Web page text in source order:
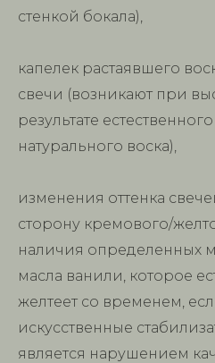
стенкой бокала),
капелек растаявшего
свечи (возникают при
результате
натурального воска),
изменения оттенка
сторону кремового/
наличия определенных
масла ванили, которое
желтеет со временем,
искусственные
является нарушением